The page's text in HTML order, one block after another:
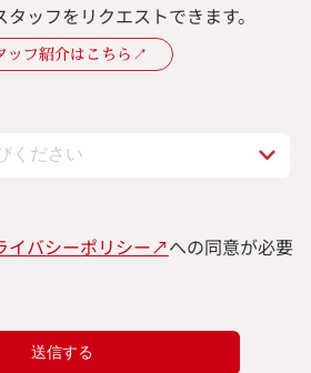
ッフをリクエストできます。
ッフ紹介はこちら↗︎
イバシーポリシー↗︎への同意が必要